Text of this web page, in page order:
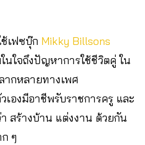
เฟซบุ๊ก Mikky Billsons
นใจถึงปัญหาการใช้ชีวิตคู่ ใน
กหลายทางเพศ
เองมีอาชีพรับราชการครู และ
สร้างบ้าน แต่งงาน ด้วยกัน
ๆ